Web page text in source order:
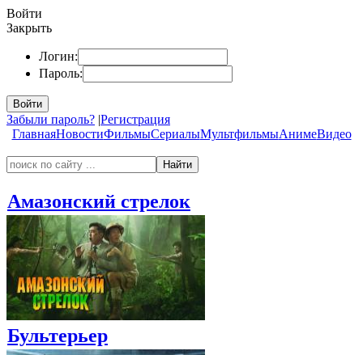
Войти
Закрыть
Логин:
Пароль:
Войти
Забыли пароль? |Регистрация
ГлавнаяНовостиФильмыСериалыМультфильмыАнимеВидео
Найти
Амазонский стрелок
Бультерьер